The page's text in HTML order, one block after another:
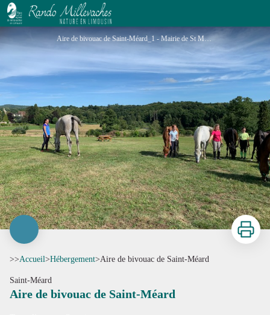
Aire de bivouac de Saint-Méard
Aire de bivouac de Saint-Méard_1 - Mairie de St Méard
Imprimer
>>Accueil>Hébergement>Aire de bivouac de Saint-Méard
Saint-Méard
Aire de bivouac de Saint-Méard